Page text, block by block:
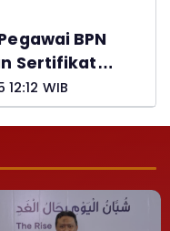
BPN
Sertifikat
WIB